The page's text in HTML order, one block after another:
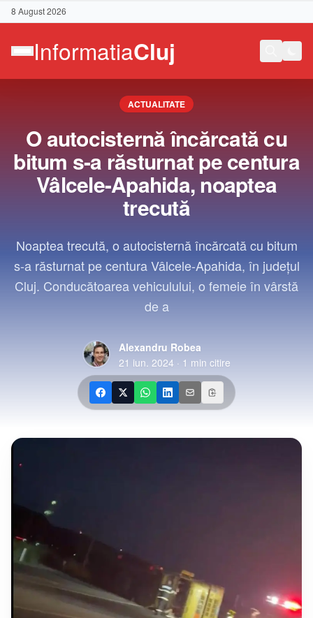
8 August 2026
Contact
ACTUALITATE
O autocisternă încărcată cu
bitum s-a răsturnat pe centura
Vâlcele-Apahida, noaptea
trecută
Noaptea trecută, o autocisternă încărcată cu bitum
s-a răsturnat pe centura Vâlcele-Apahida, în județul
Cluj. Conducătoarea vehiculului, o femeie în vârstă
de a
Alexandru Robea
21 iun. 2024 · 1 min citire